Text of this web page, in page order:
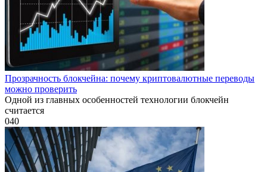
Прозрачность блокчейна: почему криптовалютные переводы
можно проверить
Одной из главных особенностей технологии блокчейн
считается
040